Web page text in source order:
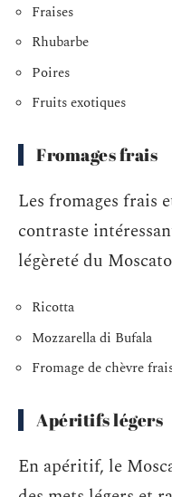
Fraises
Rhubarbe
Poires
Fruits exotiques
Fromages frais
Les fromages frais
contraste
légèreté du
Ricotta
Mozzarella di Bufala
Fromage de chèvre
Apéritifs légers
En apéritif, le